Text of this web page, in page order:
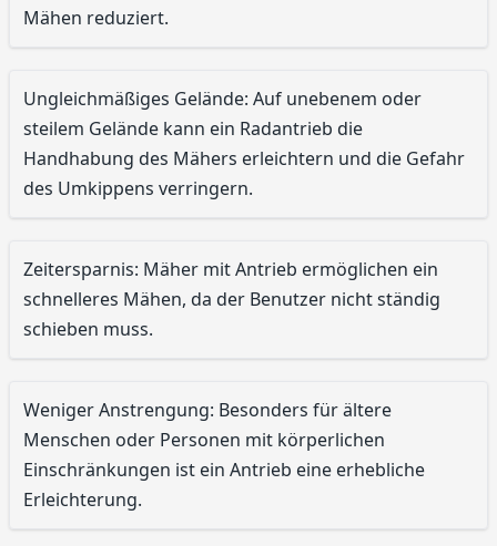
Mähen reduziert.
Ungleichmäßiges Gelände: Auf unebenem oder
steilem Gelände kann ein Radantrieb die
Handhabung des Mähers erleichtern und die Gefahr
des Umkippens verringern.
Zeitersparnis: Mäher mit Antrieb ermöglichen ein
schnelleres Mähen, da der Benutzer nicht ständig
schieben muss.
Weniger Anstrengung: Besonders für ältere
Menschen oder Personen mit körperlichen
Einschränkungen ist ein Antrieb eine erhebliche
Erleichterung.